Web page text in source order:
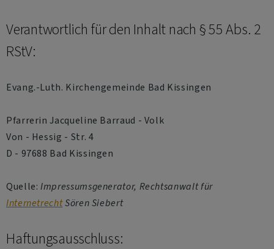
Verantwortlich für den Inhalt nach § 55 Abs. 2
RStV:
Evang.-Luth. Kirchengemeinde Bad Kissingen
Pfarrerin Jacqueline Barraud - Volk
Von - Hessig - Str. 4
D - 97688 Bad Kissingen
Quelle:Impressumsgenerator, Rechtsanwalt für
InternetrechtSören Siebert
Haftungsausschluss: